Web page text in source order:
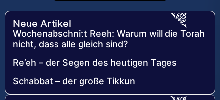
Neue Artikel
Wochenabschnitt Reeh: Warum will die Torah
nicht, dass alle gleich sind?
Re’eh – der Segen des heutigen Tages
Schabbat – der große Tikkun